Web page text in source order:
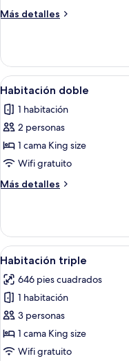
Más detalles
Más
individual
Abrir
todas
las
fotos
de
Habitación
doble
4
Habitación doble
1 habitación
2 personas
1 cama King size
Wifi gratuito
Más detalles
Más
doble
Abrir
todas
las
fotos
de
Habitación
triple
1
Habitación triple
646 pies cuadrados
1 habitación
3 personas
1 cama King size
Wifi gratuito